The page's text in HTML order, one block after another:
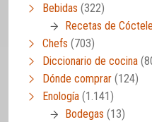
Bebidas (322)
Recetas de
Chefs (703)
Diccionario de cocina
Dónde comprar (124)
Enología (1.141)
Bodegas (13)